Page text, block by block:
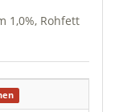
1,0%, Rohfett